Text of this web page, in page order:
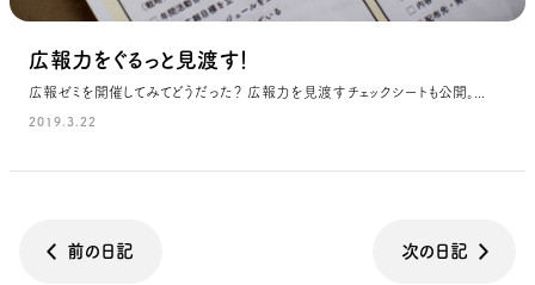
広報力をぐるっと見渡す！
広報ゼミを開催してみてどうだった？ 広報力を見渡すチェックシートも公開。...
2019.3.22
前の日記 次の日記